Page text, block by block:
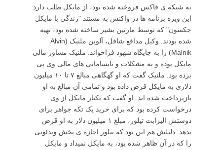
به شبکه ی فاکس فروخته شده بود، از مایکل طلب دارد.
این ویژه برنامه ها در واکنش به مستند "زندگی با مایکل
جکسون" که توسط مارتین بشیر ساخته شده بود، تهیه
شده بودند. وکیل مدافع شافل، آلوین ملنیک (Alvin
Malnik) را به جایگاه شهود فراخواند. ملنیک مشاور مالی
مایکل بوده و به مشکلات و نابسامانی های مالی وی پی
برده بود. ملنیک گفت که او گهگاهی مبالغ ۷ تا ۱۰ میلیون
دلاری به مایکل قرض داده بود و تمامی آن مبالغ به او
بازپرداخت شده اند. او گفت که یکبار مایکل از وی
درخواست کرده بود که برای خرید یک تکه جواهر برای
دوستش الیزابت تیلور، مبلغ ۱ میلیون دلار به او قرض
بدهد. دلیلش هم این بود که تیلور اجازه ی پخش ویدئویی
را که در آن ظاهر شده بود، به مایکل نمیداد و مایکل